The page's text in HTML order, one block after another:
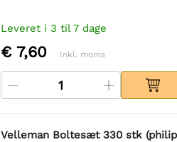
Leveret i 3 til 7 dage
€ 7,60 Inkl. moms
Velleman Boltesæt 330 stk